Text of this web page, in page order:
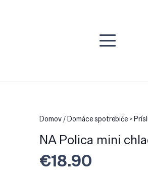
Domov/Domáce spotrebiče >
NA Polica mini
€18.90